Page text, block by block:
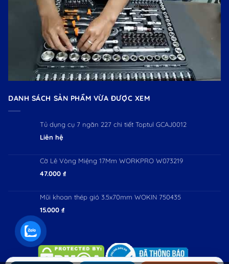
DANH SÁCH SẢN PHẨM VỪA ĐƯỢC XEM
Tủ dụng cụ 7 ngăn 227 chi tiết Toptul GCAJ0012
Liên hệ
Cờ Lê Vòng Miệng 17Mm WORKPRO W073219
47.000 ₫
Mũi khoan thép gió 3.5x70mm WOKIN 750435
15.000 ₫